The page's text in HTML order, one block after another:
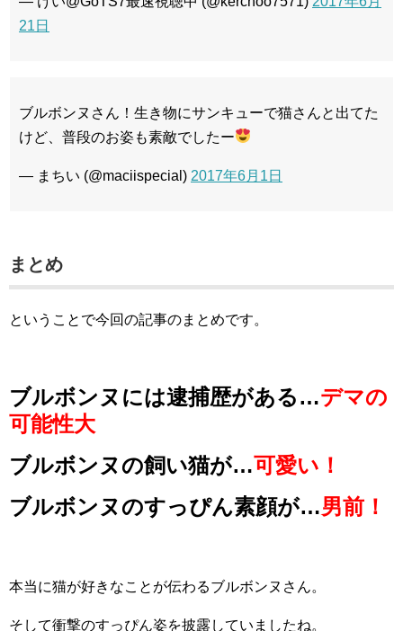
21日
ブルボンヌさん！生き物にサンキューで猫さんと出てた
けど、普段のお姿も素敵でしたー
— まちい (@maciispecial) 2017年6月1日
まとめ
ということで今回の記事のまとめです。
ブルボンヌには逮捕歴がある…デマの
可能性大
ブルボンヌの飼い猫が…可愛い！
ブルボンヌのすっぴん素顔が…男前！
本当に猫が好きなことが伝わるブルボンヌさん。
そして衝撃のすっぴん姿を披露していましたね。